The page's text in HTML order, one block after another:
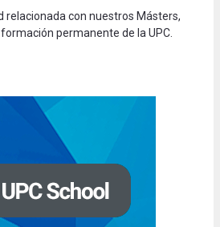
relacionada con nuestros Másters,
permanente de la UPC.